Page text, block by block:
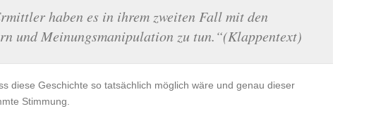
haben es in ihrem zweiten Fall mit den
und Meinungsmanipulation zu tun.“(Klappentext)
diese Geschichte so tatsächlich möglich wäre und genau dieser
Stimmung.